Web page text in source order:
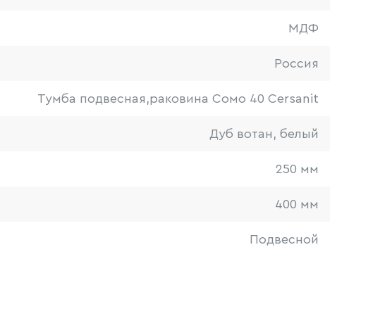
МДФ
Россия
Тумба подвесная,раковина Сомо 40 Cersanit
Дуб вотан, белый
250 мм
400 мм
Подвесной